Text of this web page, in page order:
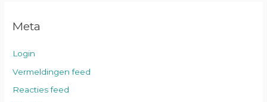
Meta
Login
Vermeldingen feed
Reacties feed